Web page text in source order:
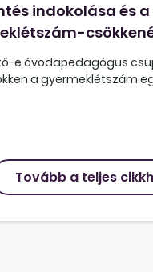
indokolása és a
e óvodapedagógus
a gyermeklétszám
Tovább a teljes